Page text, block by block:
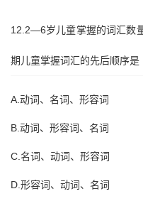
12.2—6岁儿童掌握的词汇数
期儿童掌握词汇的先后顺序是
A.动词、名词、形容词
B.动词、形容词、名词
C.名词、动词、形容词
D.形容词、动词、名词